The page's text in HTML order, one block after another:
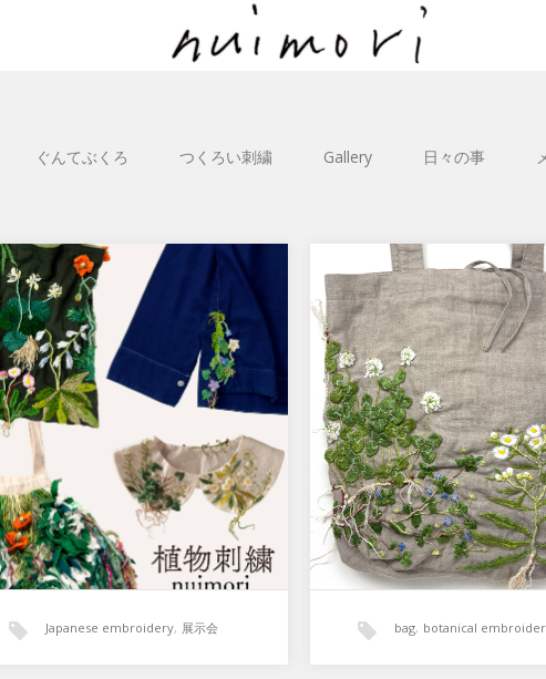
ぐんてぶくろ つくろい刺繍 Gallery 日々の事
植物刺繍 / Tisane infusion
【イベントのお知らせ】＊開催終了し
ました。 『植物刺繍 nuimori』 会
期：2026年5月22日（金）〜5…
Japanese embroidery, 展示会
野の花 / Wild Flowers
寒い冬が過ぎ、梅の蕾がほこ
る頃、庭先にはささやかな花
出します。 シロツメクサ、ハ
ン、オオ…
bag, botanical